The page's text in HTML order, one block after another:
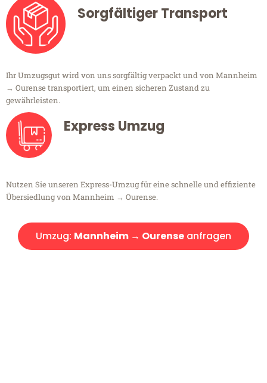
Sorgfältiger Transport
Ihr Umzugsgut wird von uns sorgfältig verpackt und von Mannheim
→ Ourense transportiert, um einen sicheren Zustand zu
gewährleisten.
Express Umzug
Nutzen Sie unseren Express-Umzug für eine schnelle und effiziente
Übersiedlung von Mannheim → Ourense.
Umzug: Mannheim → Ourense anfragen